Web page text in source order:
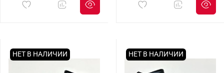
НЕТ В НАЛИЧИИ НЕТ В НАЛИЧИИ